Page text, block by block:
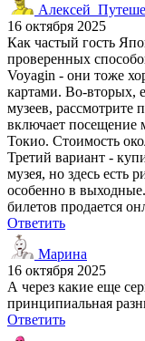
16 октября 2025
Как частый гость
проверенных
Voyagin - они тоже
картами. Во-вторых,
музеев, рассмотрите
включает посещение
Токио. Стоимость
Третий вариант -
музея, но здесь есть
особенно в
билетов продается
Ответить
Марина
16 октября 2025
А через какие еще
принципиальная
Ответить